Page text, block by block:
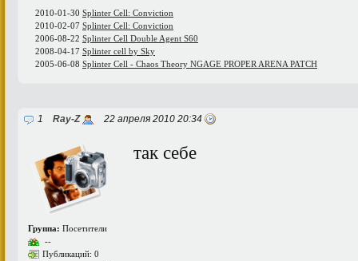
2010-01-30 Splinter Cell: Conviction
2010-02-07 Splinter Cell: Conviction
2006-08-22 Splinter Cell Double Agent S60
2008-04-17 Splinter cell by Sky
2005-06-08 Splinter Cell - Chaos Theory NGAGE PROPER ARENA PATCH
1 Ray-Z 22 апреля 2010 20:34
Группа: Посетители
--
Публикаций: 0
так себе